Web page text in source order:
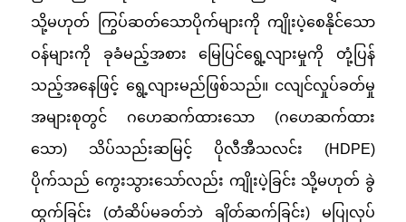
သို့မဟုတ် ကြွပ်ဆတ်သောပိုက်များကို ကျိုးပဲ့စေနိုင်သော
ဝန်များကို ခုခံမည့်အစား မြေပြင်ရွေ့လျားမှုကို တုံ့ပြန်
သည့်အနေဖြင့် ရွေ့လျားမည်ဖြစ်သည်။ ငလျင်လှုပ်ခတ်မှု
အများစုတွင် ဂဟေဆက်ထားသော (ဂဟေဆက်ထား
သော) သိပ်သည်းဆမြင့် ပိုလီအီသလင်း (HDPE)
ပိုက်သည် ကွေးသွားသော်လည်း ကျိုးပဲ့ခြင်း သို့မဟုတ် ခွဲ
ထွက်ခြင်း (တံဆိပ်မခတ်ဘဲ ချိတ်ဆက်ခြင်း) မပြုလုပ်